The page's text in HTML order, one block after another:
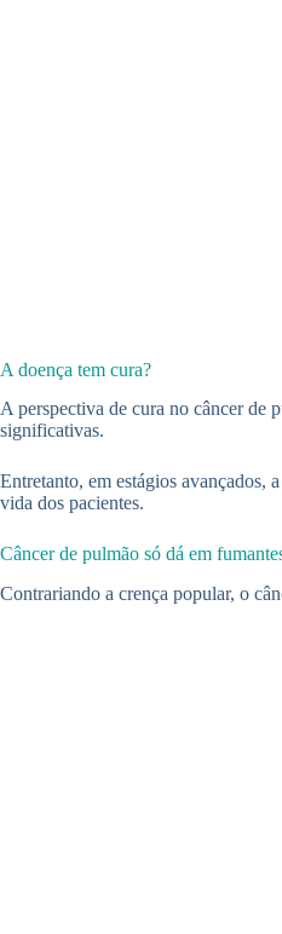
A doença tem cura?
A perspectiva de cura no câncer de
significativas.
Entretanto, em estágios avançados,
vida dos pacientes.
Câncer de pulmão só dá em
Contrariando a crença popular, o